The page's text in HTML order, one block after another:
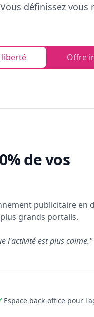
définissez vous
liberté Offre
de vos
publicitaire en
grands portails.
l'activité est plus calme."
Espace back-office pour